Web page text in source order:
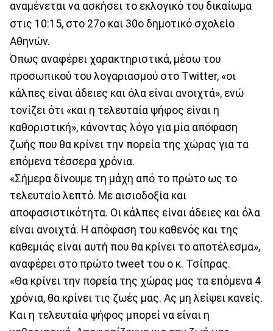
αναμένεται να ασκήσει το εκλογικό του δικαίωμα
στις 10:15, στο 27ο και 30ο δημοτικό σχολείο
Αθηνών.
Όπως αναφέρει χαρακτηριστικά, μέσω του
προσωπικού του λογαριασμού στο Twitter, «οι
κάλπες είναι άδειες και όλα είναι ανοιχτά», ενώ
τονίζει ότι «και η τελευταία ψήφος είναι η
καθοριστική», κάνοντας λόγο για μία απόφαση
ζωής που θα κρίνει την πορεία της χώρας για τα
επόμενα τέσσερα χρόνια.
«Σήμερα δίνουμε τη μάχη από το πρώτο ως το
τελευταίο λεπτό. Με αισιοδοξία και
αποφασιστικότητα. Οι κάλπες είναι άδειες και όλα
είναι ανοιχτά. Η απόφαση του καθενός και της
καθεμιάς είναι αυτή που θα κρίνει το αποτέλεσμα»,
αναφέρει στο πρώτο tweet του ο κ. Τσίπρας.
«Θα κρίνει την πορεία της χώρας μας τα επόμενα 4
χρόνια, θα κρίνει τις ζωές μας. Ας μη λείψει κανείς.
Και η τελευταία ψήφος μπορεί να είναι η